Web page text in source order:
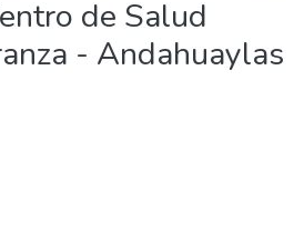
de Salud
- Andahuaylas